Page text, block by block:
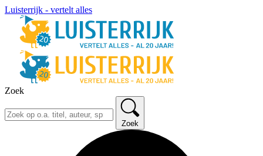
Luisterrijk - vertelt alles
Zoek
Zoek